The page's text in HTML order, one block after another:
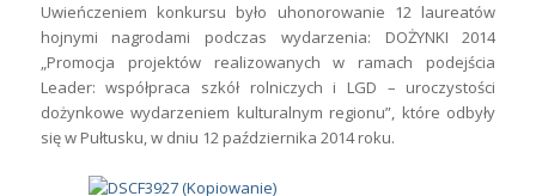
Uwieńczeniem konkursu było uhonorowanie 12 laureatów
hojnymi nagrodami podczas wydarzenia: DOŻYNKI 2014
„Promocja projektów realizowanych w ramach podejścia
Leader: współpraca szkół rolniczych i LGD – uroczystości
dożynkowe wydarzeniem kulturalnym regionu”, które odbyły
się w Pułtusku, w dniu 12 października 2014 roku.